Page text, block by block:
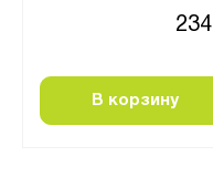
234
В корзину